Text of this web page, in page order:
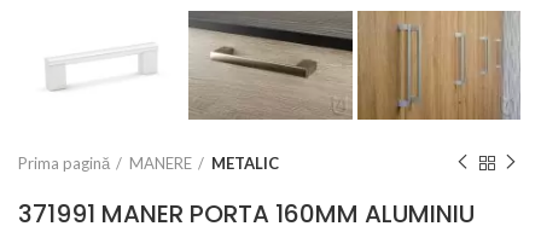
Prima pagină MANERE METALIC
371991 MANER PORTA 160MM ALUMINIU